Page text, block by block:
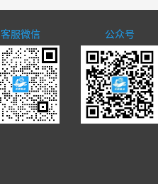
客服微信 公众号